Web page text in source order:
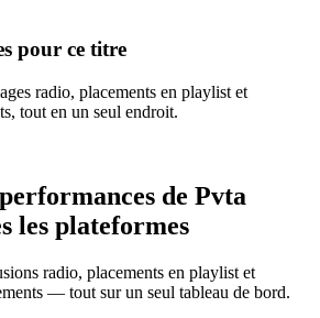
pour ce titre
radio, placements en playlist et
tout en un seul endroit.
de Pvta
les plateformes
radio, placements en playlist et
— tout sur un seul tableau de bord.